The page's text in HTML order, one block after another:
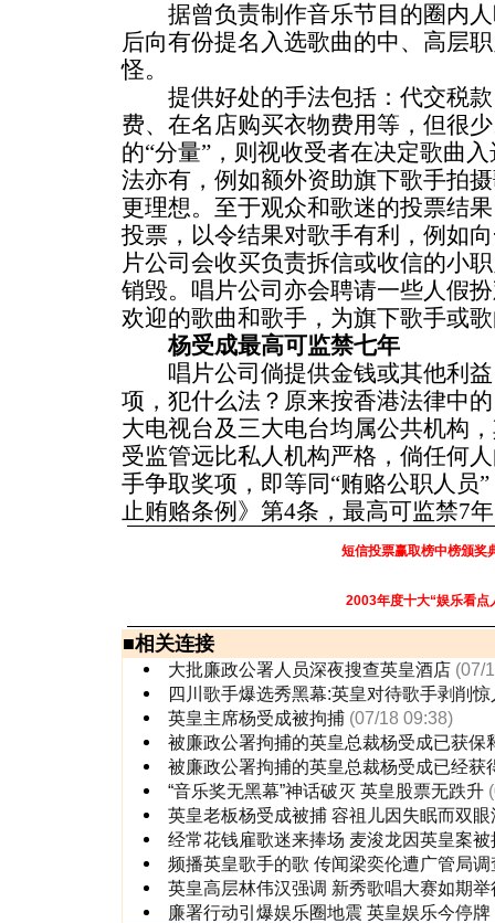
据曾负责制作音乐节目的圈内人
后向有份提名入选歌曲的中、高层
怪。
提供好处的手法包括：代交税款
费、在名店购买衣物费用等，但很
的“分量”，则视收受者在决定歌曲
法亦有，例如额外资助旗下歌手拍
更理想。至于观众和歌迷的投票结
投票，以令结果对歌手有利，例如
片公司会收买负责拆信或收信的小
销毁。唱片公司亦会聘请一些人假
欢迎的歌曲和歌手，为旗下歌手或
杨受成最高可监禁七年
唱片公司倘提供金钱或其他利益
项，犯什么法？原来按香港法律中
大电视台及三大电台均属公共机构
受监管远比私人机构严格，倘任何
手争取奖项，即等同“贿赂公职人员
止贿赂条例》第4条，最高可监禁7
短信投票赢取榜中榜颁奖
2003年度十大“娱乐看点
■相关连接
大批廉政公署人员深夜搜查英皇酒店 (07/
四川歌手爆选秀黑幕:英皇对待歌手剥削惊
英皇主席杨受成被拘捕 (07/18 09:38)
被廉政公署拘捕的英皇总裁杨受成已获保
被廉政公署拘捕的英皇总裁杨受成已经获
“音乐奖无黑幕”神话破灭 英皇股票无跌升
英皇老板杨受成被捕 容祖儿因失眠而双眼
经常花钱雇歌迷来捧场 麦浚龙因英皇案被
频播英皇歌手的歌 传闻梁奕伦遭广管局调
英皇高层林伟汉强调 新秀歌唱大赛如期举
廉署行动引爆娱乐圈地震 英皇娱乐今停牌